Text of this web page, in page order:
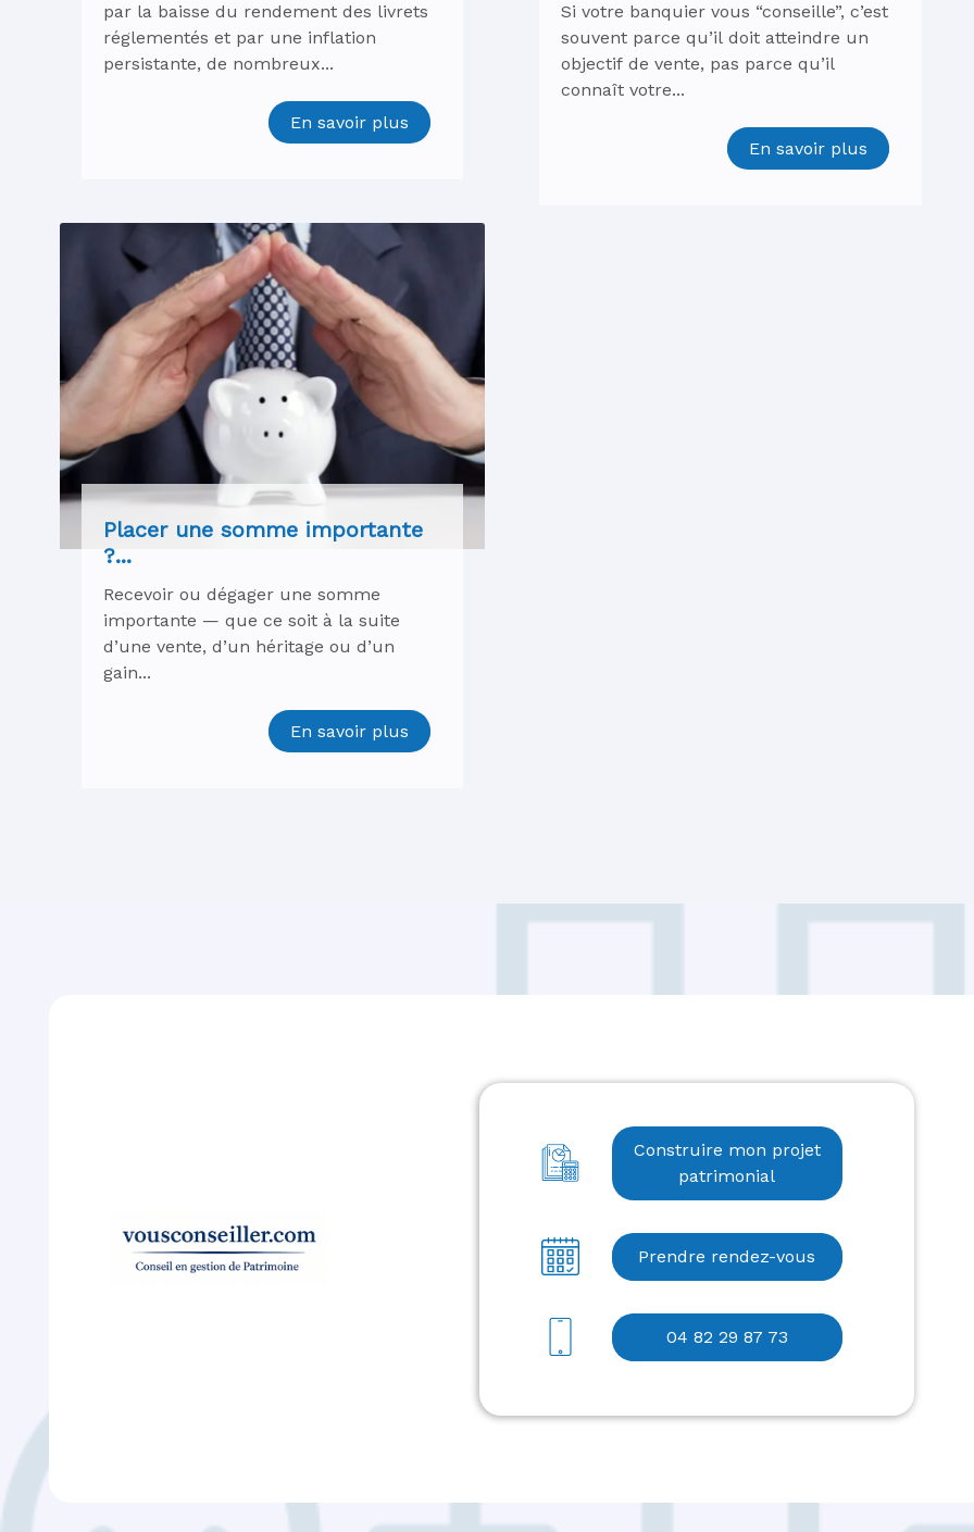
par la baisse du rendement des livrets
réglementés et par une inflation
persistante, de nombreux...
En savoir plus
Si votre banquier vous “conseille”, c’est
souvent parce qu’il doit atteindre un
objectif de vente, pas parce qu’il
connaît votre...
En savoir plus
Placer une somme importante
?...
Recevoir ou dégager une somme
importante — que ce soit à la suite
d’une vente, d’un héritage ou d’un
gain...
En savoir plus
Construire mon projet
patrimonial
Prendre rendez-vous
04 82 29 87 73